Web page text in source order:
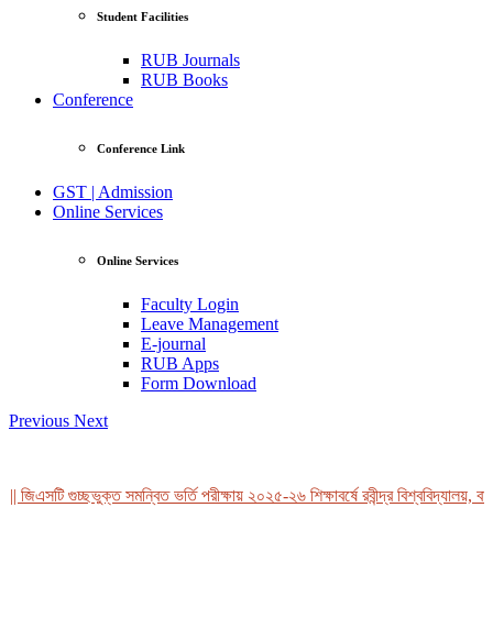
Student Facilities
RUB Journals
RUB Books
Conference
Conference Link
GST | Admission
Online Services
Online Services
Faculty Login
Leave Management
E-journal
RUB Apps
Form Download
Previous Next
গুচ্ছভুক্ত সমন্বিত ভর্তি পরীক্ষায় ২০২৫-২৬ শিক্ষাবর্ষে রবীন্দ্র বিশ্ববিদ্যালয়,